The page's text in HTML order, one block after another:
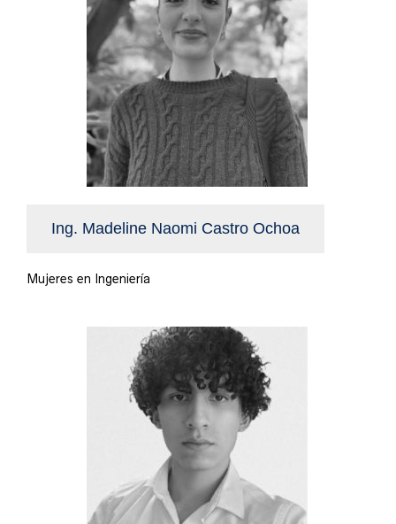
Ing. Madeline Naomi Castro Ochoa
Mujeres en Ingeniería